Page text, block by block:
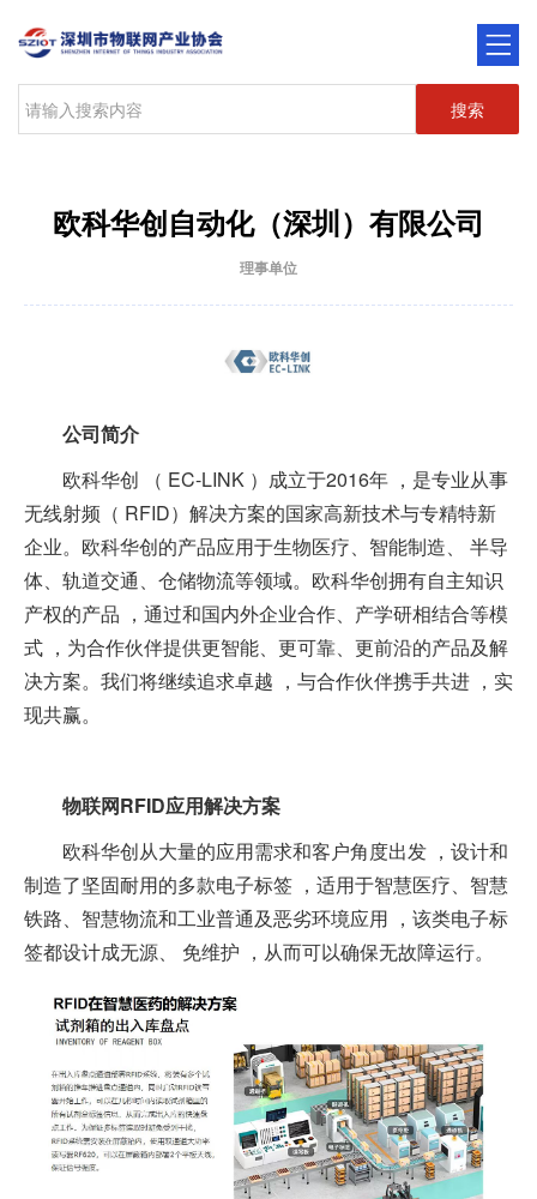
搜索
欧科华创自动化（深圳）有限公司
理事单位
公司简介
欧科华创 （ EC-LINK ）成立于2016年 ，是专业从事
无线射频（ RFID）解决方案的国家高新技术与专精特新
企业。欧科华创的产品应用于生物医疗、智能制造、 半导
体、轨道交通、仓储物流等领域。欧科华创拥有自主知识
产权的产品 ，通过和国内外企业合作、产学研相结合等模
式 ，为合作伙伴提供更智能、更可靠、更前沿的产品及解
决方案。我们将继续追求卓越 ，与合作伙伴携手共进 ，实
现共赢。
物联网RFID应用解决方案
欧科华创从大量的应用需求和客户角度出发 ，设计和
制造了坚固耐用的多款电子标签 ，适用于智慧医疗、智慧
铁路、智慧物流和工业普通及恶劣环境应用 ，该类电子标
签都设计成无源、 免维护 ，从而可以确保无故障运行。